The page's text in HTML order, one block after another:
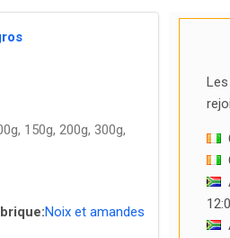
150g, 200g, 300g,
Noix et amandes